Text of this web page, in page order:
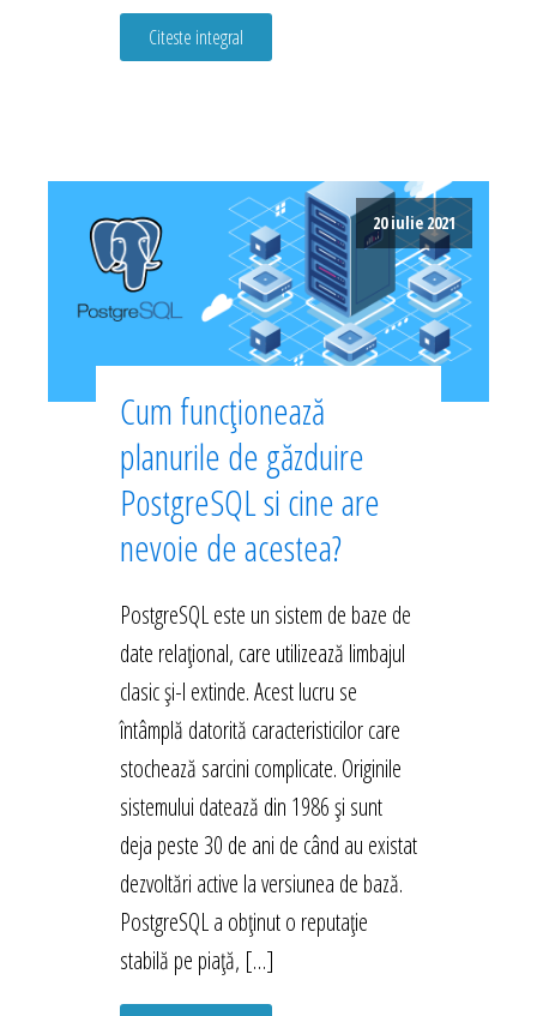
Citeste integral
20 iulie 2021
Cum funcționează
planurile de găzduire
PostgreSQL si cine are
nevoie de acestea?
PostgreSQL este un sistem de baze de
date relațional, care utilizează limbajul
clasic și-l extinde. Acest lucru se
întâmplă datorită caracteristicilor care
stochează sarcini complicate. Originile
sistemului datează din 1986 și sunt
deja peste 30 de ani de când au existat
dezvoltări active la versiunea de bază.
PostgreSQL a obținut o reputație
stabilă pe piață, […]